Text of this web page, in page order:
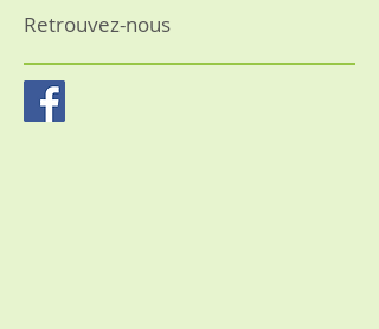
Retrouvez-nous